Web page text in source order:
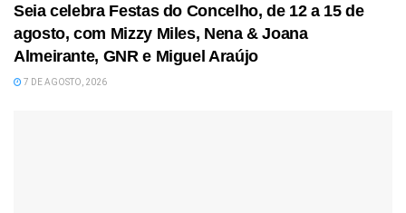
Seia celebra Festas do Concelho, de 12 a 15 de
agosto, com Mizzy Miles, Nena & Joana
Almeirante, GNR e Miguel Araújo
7 DE AGOSTO, 2026